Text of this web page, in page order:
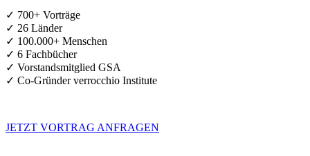
✓ 700+ Vorträge
✓ 26 Länder
✓ 100.000+ Menschen
✓ 6 Fachbücher
✓ Vorstandsmitglied GSA
✓ Co-Gründer verrocchio Institute
JETZT VORTRAG ANFRAGEN